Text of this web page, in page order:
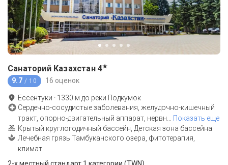
Санаторий Казахстан 4★
9.7 / 10 16 оценок
Ессентуки · 1330 м до реки Подкумок
Сердечно-сосудистые заболевания, желудочно-кишечный
тракт, опорно-двигательный аппарат, нервн
Показать еще
Крытый круглогодичный бассейн, Детская зона бассейна
Лечебная грязь Тамбуканского озера, фитотерапия,
климат
2-x местный стандарт 1 категории (TWN)